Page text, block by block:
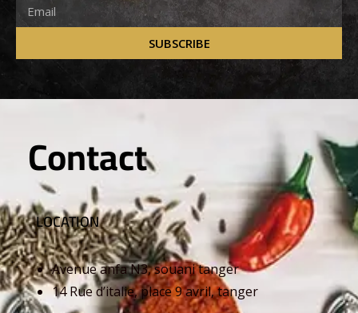
SUBSCRIBE
Contact
LOCATION
Avenue anfa N3, souani tanger
14 Rue d’italie, place 9 avril, tanger